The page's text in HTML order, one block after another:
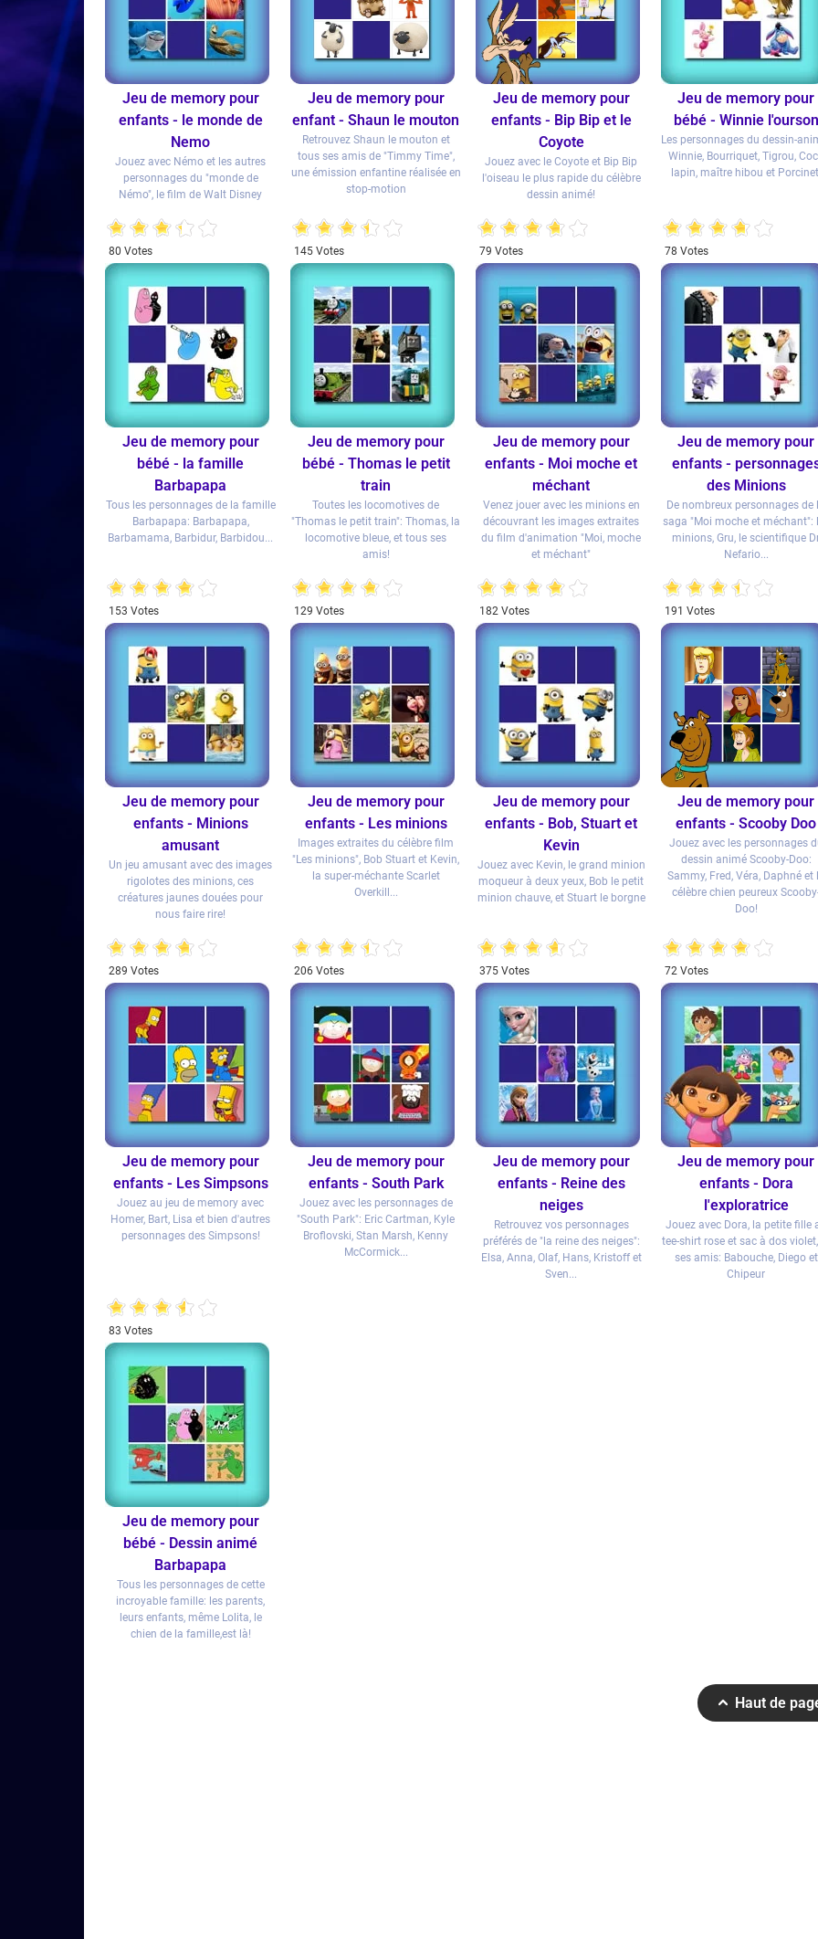
Jeu de memory pour
enfants - le monde de
Nemo
Jouez avec Némo et les autres
personnages du "monde de
Némo", le film de Walt Disney
Jeu de memory pour
enfant - Shaun le mouton
Retrouvez Shaun le mouton et
tous ses amis de "Timmy Time",
une émission enfantine réalisée en
stop-motion
Jeu de memory pour
enfants - Bip Bip et le
Coyote
Jouez avec le Coyote et Bip Bip
l'oiseau le plus rapide du célèbre
dessin animé!
Jeu de memory pour
bébé - Winnie l'ourson
Les personnages du dessin-
Winnie, Bourriquet, Tigrou,
lapin, maître hibou et
80 Votes
Jeu de memory pour
bébé - la famille
Barbapapa
Tous les personnages de la famille
Barbapapa: Barbapapa,
Barbamama, Barbidur, Barbidou...
145 Votes
Jeu de memory pour
bébé - Thomas le petit
train
Toutes les locomotives de
"Thomas le petit train": Thomas, la
locomotive bleue, et tous ses
amis!
79 Votes
Jeu de memory pour
enfants - Moi moche et
méchant
Venez jouer avec les minions en
découvrant les images extraites
du film d'animation "Moi, moche
et méchant"
1
78 Votes
Jeu de memory pour
enfants -
des Minions
De nombreux personnages de
saga "Moi moche et méchant":
minions, Gru, le scientifique
Nefario...
153 Votes
Jeu de memory pour
enfants - Minions
amusant
Un jeu amusant avec des images
rigolotes des minions, ces
créatures jaunes douées pour
nous faire rire!
129 Votes
Jeu de memory pour
enfants - Les minions
Images extraites du célèbre film
"Les minions", Bob Stuart et Kevin,
la super-méchante Scarlet
Overkill...
182 Votes
Jeu de memory pour
enfants - Bob, Stuart et
Kevin
Jouez avec Kevin, le grand minion
moqueur à deux yeux, Bob le petit
minion chauve, et Stuart le borgne
1
191 Votes
Jeu de memory pour
enfants - Scooby Doo
Jouez avec les personnages
dessin animé Scooby-Doo:
Sammy, Fred, Véra, Daphné et
célèbre chien peureux
Doo!
289 Votes
Jeu de memory pour
enfants - Les Simpsons
Jouez au jeu de memory avec
Homer, Bart, Lisa et bien d'autres
personnages des Simpsons!
206 Votes
Jeu de memory pour
enfants - South Park
Jouez avec les personnages de
"South Park": Eric Cartman, Kyle
Broflovski, Stan Marsh, Kenny
McCormick...
375 Votes
Jeu de memory pour
enfants - Reine des
neiges
Retrouvez vos personnages
préférés de "la reine des neiges":
Elsa, Anna, Olaf, Hans, Kristoff et
Sven...
1
72 Votes
Jeu de memory pour
enfants - Dora
l'exploratrice
Jouez avec Dora, la petite fille
tee-shirt rose et sac à dos
ses amis: Babouche, Diego et
Chipeur
83 Votes
Jeu de memory pour
bébé - Dessin animé
Barbapapa
Tous les personnages de cette
incroyable famille: les parents,
leurs enfants, même Lolita, le
chien de la famille,est là!
Haut de